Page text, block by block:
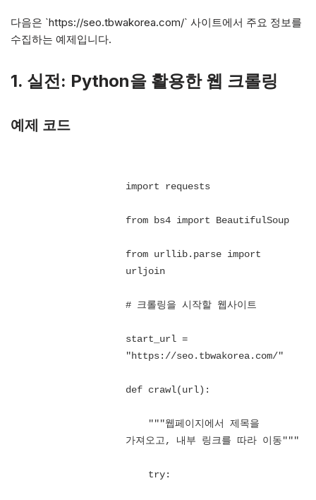
다음은 `https://seo.tbwakorea.com/` 사이트에서 주요 정보를
수집하는 예제입니다.
1. 실전: Python을 활용한 웹 크롤링
예제 코드
import requests
from bs4 import BeautifulSoup
from urllib.parse import
urljoin
# 크롤링을 시작할 웹사이트
start_url =
"https://seo.tbwakorea.com/"
def crawl(url):
"""웹페이지에서 제목을
가져오고, 내부 링크를 따라 이동"""
try: